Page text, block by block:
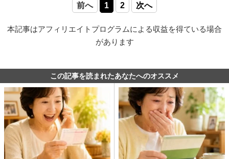
前へ 1 2 次へ
本記事はアフィリエイトプログラムによる収益を得ている場合
があります
この記事を読まれたあなたへのオススメ